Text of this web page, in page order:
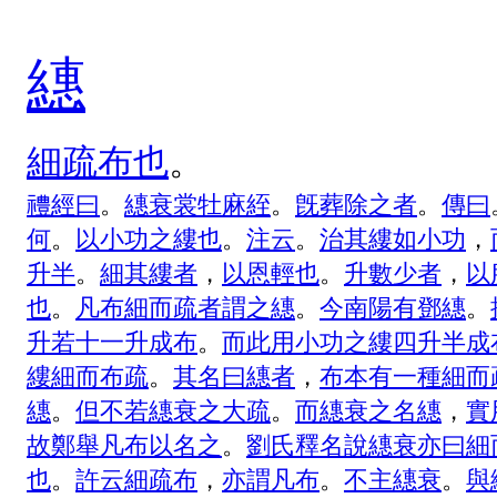
繐
細疏布也。
禮經曰。 繐衰裳牡麻絰。 旣葬除之者。 傳曰
何。 以小功之縷也。 注云。 治其縷如小功 ，
升半。 細其縷者 ， 以恩輕也。 升數少者 ， 以
也。 凡布細而疏者謂之繐。 今南陽有鄧繐。
升若十一升成布。 而此用小功之縷四升半成
縷細而布疏。 其名曰繐者 ， 布本有一種細而
繐。 但不若繐衰之大疏。 而繐衰之名繐 ， 實
故鄭舉 凡布以名 之 。 劉 氏釋名說繐衰亦曰細
也。 許云細疏布 ， 亦謂 凡布。 不主繐衰。 與